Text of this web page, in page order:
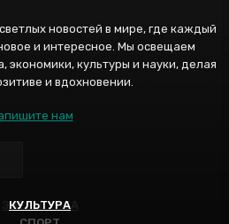
ЭНЕРГЕТИКА
КУЛЬТУРА
новостей в мире, где каждый
и интересное. Мы освещаем
экономики, культуры и науки, делая
и вдохновении.
нам